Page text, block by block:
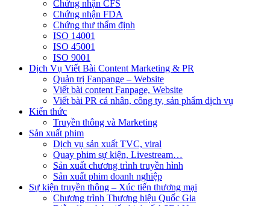
Chứng nhận CFS
Chứng nhận FDA
Chứng thư thẩm định
ISO 14001
ISO 45001
ISO 9001
Dịch Vụ Viết Bài Content Marketing & PR
Quản trị Fanpange – Website
Viết bài content Fanpage, Website
Viết bài PR cá nhân, công ty, sản phẩm dịch vụ
Kiến thức
Truyền thông và Marketing
Sản xuất phim
Dịch vụ sản xuất TVC, viral
Quay phim sự kiện, Livestream…
Sản xuất chương trình truyền hình
Sản xuất phim doanh nghiệp
Sự kiện truyền thông – Xúc tiến thương mại
Chương trình Thương hiệu Quốc Gia